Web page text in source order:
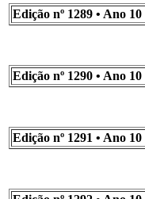
Edição nº 1289 • Ano 10
Edição nº 1290 • Ano 10
Edição nº 1291 • Ano 10